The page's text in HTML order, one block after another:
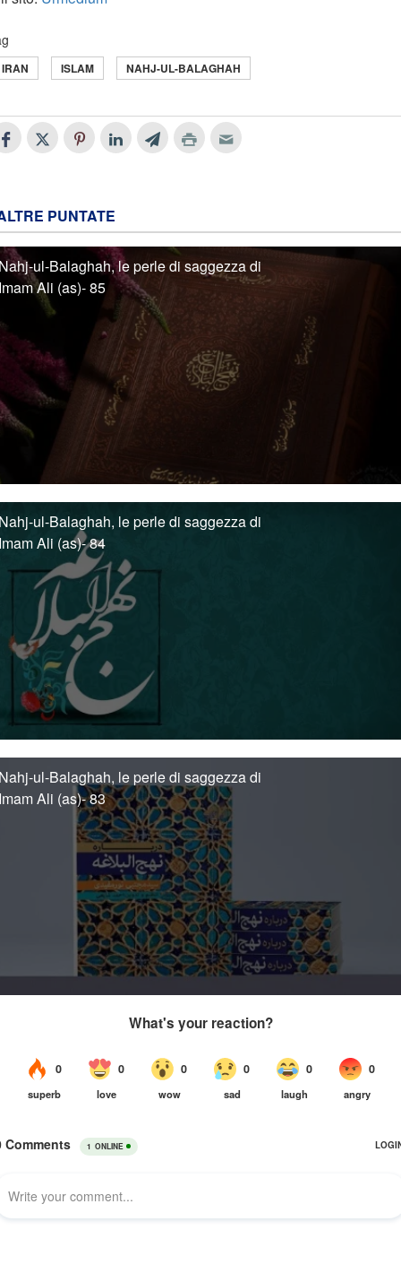
IRAN ISLAM NAHJ-UL-BALAGHAH
PUNTATE
ul-Balaghah, le perle di saggezza di
Ali (as)- 85
ul-Balaghah, le perle di saggezza di
Ali (as)- 84
ul-Balaghah, le perle di saggezza di
Ali (as)- 83